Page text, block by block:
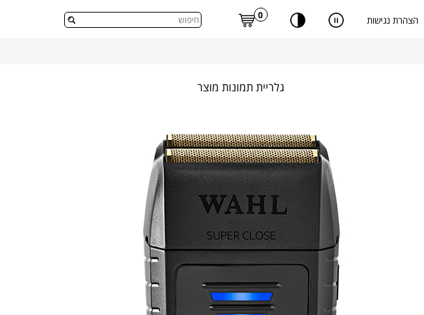
דלג לתוכן העמוד
הצהרת נגישות 0
גלריית תמונות מוצר